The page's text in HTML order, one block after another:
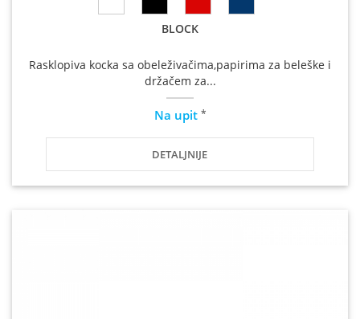
BLOCK
Rasklopiva kocka sa obeleživačima,papirima za beleške i
držačem za...
Na upit *
DETALJNIJE